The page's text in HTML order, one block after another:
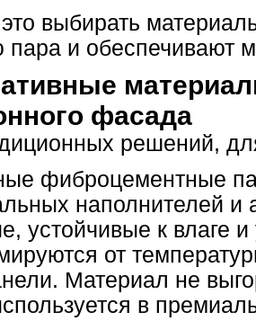
выбирать
и обеспечивают
фасада
решений,
фиброцементные
наполнителей и
устойчивые к влаге
от
Материал не
в